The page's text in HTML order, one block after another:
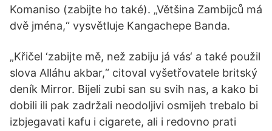
Komaniso (zabijte ho také). „Většina Zambijců má
dvě jména,“ vysvětluje Kangachepe Banda.
„Křičel ‘zabijte mě, než zabiju já vás‘ a také použil
slova Alláhu akbar,“ citoval vyšetřovatele britský
deník Mirror. Bijeli zubi san su svih nas, a kako bi
dobili ili pak zadržali neodoljivi osmijeh trebalo bi
izbjegavati kafu i cigarete, ali i redovno prati